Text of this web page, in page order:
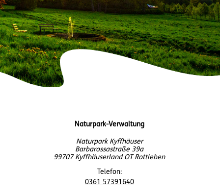
Naturpark-Verwaltung
Naturpark Kyffhäuser
Barbarossastraße 39a
99707 Kyffhäuserland OT Rottleben
Telefon:
0361 57391640